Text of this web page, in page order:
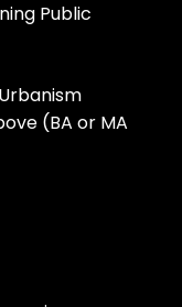
Public
(BA or MA